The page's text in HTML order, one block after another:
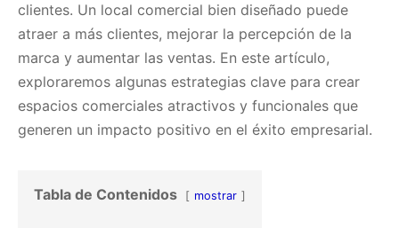
clientes. Un local comercial bien diseñado puede
atraer a más clientes, mejorar la percepción de la
marca y aumentar las ventas. En este artículo,
exploraremos algunas estrategias clave para crear
espacios comerciales atractivos y funcionales que
generen un impacto positivo en el éxito empresarial.
Tabla de Contenidos mostrar